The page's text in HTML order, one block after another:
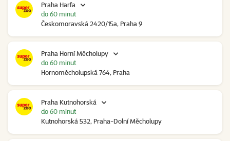
Praha Harfa
Českomoravská 2420/15a, Praha 9
do 60 minut
Praha Horní Měcholupy
Hornoměcholupská 764, Praha
do 60 minut
Praha Kutnohorská
Kutnohorská 532, Praha-Dolní Měcholupy
do 60 minut